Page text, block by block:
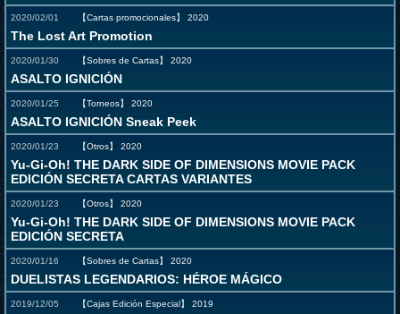
2020/02/01 【Cartas promocionales】 2020
The Lost Art Promotion
2020/01/30 【Sobres de Cartas】 2020
ASALTO IGNICIÓN
2020/01/25 【Torneos】 2020
ASALTO IGNICIÓN Sneak Peek
2020/01/23 【Otros】 2020
Yu-Gi-Oh! THE DARK SIDE OF DIMENSIONS MOVIE PACK
EDICIÓN SECRETA CARTAS VARIANTES
2020/01/23 【Otros】 2020
Yu-Gi-Oh! THE DARK SIDE OF DIMENSIONS MOVIE PACK
EDICIÓN SECRETA
2020/01/16 【Sobres de Cartas】 2020
DUELISTAS LEGENDARIOS: HÉROE MÁGICO
2019/12/05 【Cajas Edición Especial】 2019